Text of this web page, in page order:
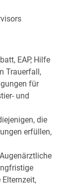
EAP, Hilfe
Trauerfall,
für
und
die
erfüllen,